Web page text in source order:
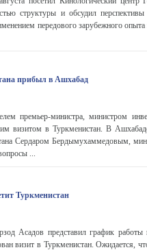
структуры и обсудил перспективы
передового зарубежного
прибыл в Ашхабад
премьер-министра, министром
визитом в Туркменистан. В Ашхабаде
Сердаром Бердымухаммедовым,
...
Туркменистан
Асадов представил график
визит в Туркменистан. Ожидается,